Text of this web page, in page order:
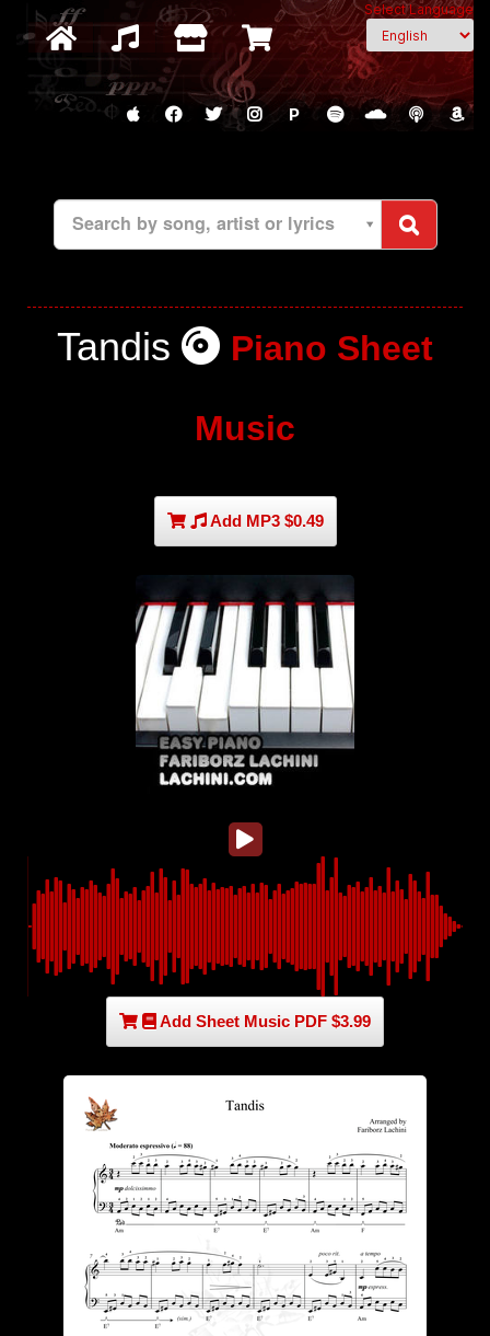
Select Language
P
Search by song, artist or lyrics
Tandis Piano Sheet
Music
Add MP3 $0.49
Add Sheet Music PDF $3.99